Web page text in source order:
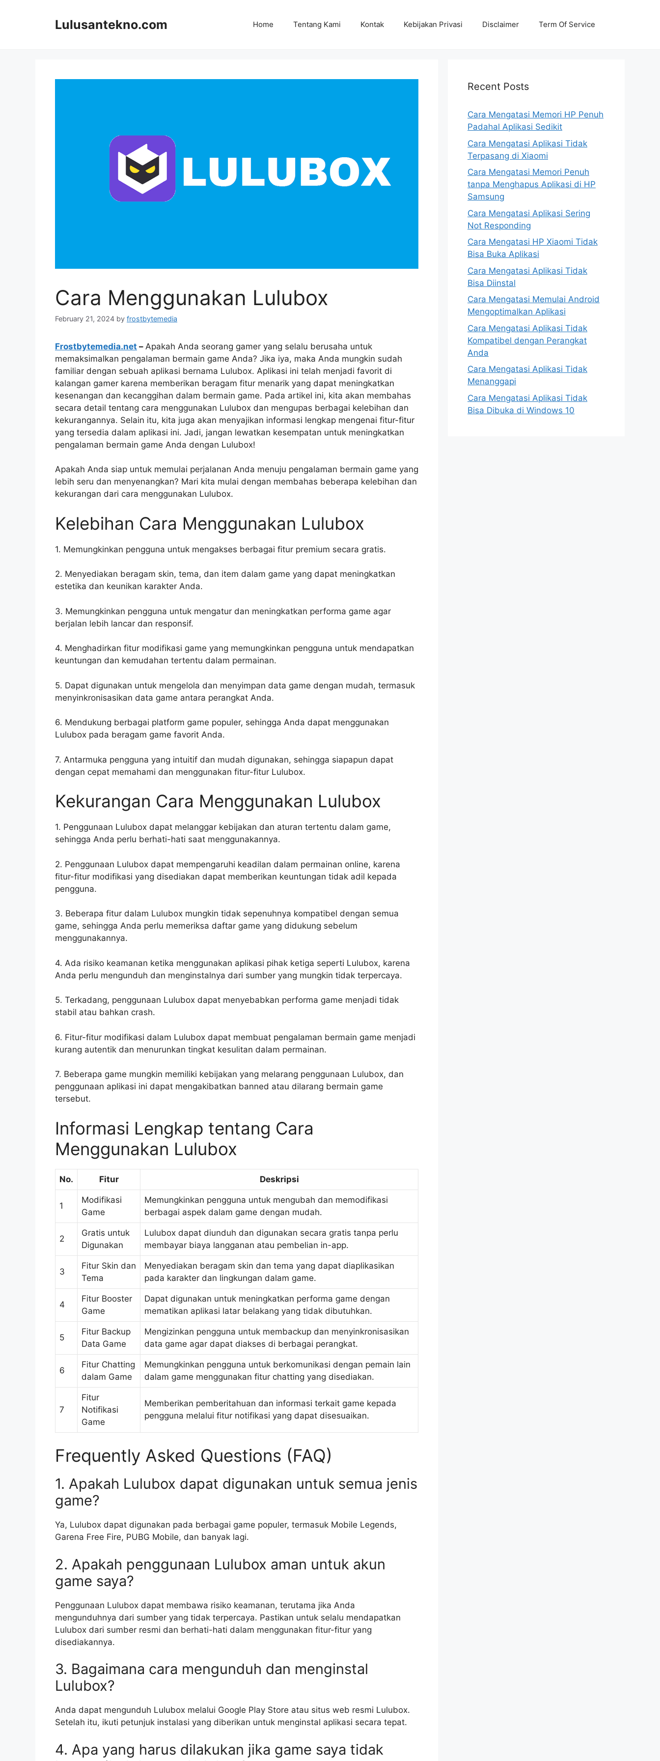
Lulusantekno.com Home Tentang Kami Kontak Kebijakan Privasi Disclaimer Term Of Service
Cara Menggunakan Lulubox
February 21, 2024 by frostbytemedia
Frostbytemedia.net – Apakah Anda seorang gamer yang selalu berusaha untuk
memaksimalkan pengalaman bermain game Anda? Jika iya, maka Anda mungkin sudah
familiar dengan sebuah aplikasi bernama Lulubox. Aplikasi ini telah menjadi favorit di
kalangan gamer karena memberikan beragam fitur menarik yang dapat meningkatkan
kesenangan dan kecanggihan dalam bermain game. Pada artikel ini, kita akan membahas
secara detail tentang cara menggunakan Lulubox dan mengupas berbagai kelebihan dan
kekurangannya. Selain itu, kita juga akan menyajikan informasi lengkap mengenai fitur-fitur
yang tersedia dalam aplikasi ini. Jadi, jangan lewatkan kesempatan untuk meningkatkan
pengalaman bermain game Anda dengan Lulubox!
Apakah Anda siap untuk memulai perjalanan Anda menuju pengalaman bermain game yang
lebih seru dan menyenangkan? Mari kita mulai dengan membahas beberapa kelebihan dan
kekurangan dari cara menggunakan Lulubox.
Kelebihan Cara Menggunakan Lulubox
1. Memungkinkan pengguna untuk mengakses berbagai fitur premium secara gratis.
2. Menyediakan beragam skin, tema, dan item dalam game yang dapat meningkatkan
estetika dan keunikan karakter Anda.
3. Memungkinkan pengguna untuk mengatur dan meningkatkan performa game agar
berjalan lebih lancar dan responsif.
4. Menghadirkan fitur modifikasi game yang memungkinkan pengguna untuk mendapatkan
keuntungan dan kemudahan tertentu dalam permainan.
5. Dapat digunakan untuk mengelola dan menyimpan data game dengan mudah, termasuk
menyinkronisasikan data game antara perangkat Anda.
6. Mendukung berbagai platform game populer, sehingga Anda dapat menggunakan
Lulubox pada beragam game favorit Anda.
7. Antarmuka pengguna yang intuitif dan mudah digunakan, sehingga siapapun dapat
dengan cepat memahami dan menggunakan fitur-fitur Lulubox.
Kekurangan Cara Menggunakan Lulubox
1. Penggunaan Lulubox dapat melanggar kebijakan dan aturan tertentu dalam game,
sehingga Anda perlu berhati-hati saat menggunakannya.
2. Penggunaan Lulubox dapat mempengaruhi keadilan dalam permainan online, karena
fitur-fitur modifikasi yang disediakan dapat memberikan keuntungan tidak adil kepada
pengguna.
3. Beberapa fitur dalam Lulubox mungkin tidak sepenuhnya kompatibel dengan semua
game, sehingga Anda perlu memeriksa daftar game yang didukung sebelum
menggunakannya.
4. Ada risiko keamanan ketika menggunakan aplikasi pihak ketiga seperti Lulubox, karena
Anda perlu mengunduh dan menginstalnya dari sumber yang mungkin tidak terpercaya.
5. Terkadang, penggunaan Lulubox dapat menyebabkan performa game menjadi tidak
stabil atau bahkan crash.
6. Fitur-fitur modifikasi dalam Lulubox dapat membuat pengalaman bermain game menjadi
kurang autentik dan menurunkan tingkat kesulitan dalam permainan.
7. Beberapa game mungkin memiliki kebijakan yang melarang penggunaan Lulubox, dan
penggunaan aplikasi ini dapat mengakibatkan banned atau dilarang bermain game
tersebut.
Informasi Lengkap tentang Cara
Menggunakan Lulubox
No. Fitur Deskripsi
1
Modifikasi
Game
Memungkinkan pengguna untuk mengubah dan memodifikasi
berbagai aspek dalam game dengan mudah.
2
Gratis untuk
Digunakan
Lulubox dapat diunduh dan digunakan secara gratis tanpa perlu
membayar biaya langganan atau pembelian in-app.
3
Fitur Skin dan
Tema
Menyediakan beragam skin dan tema yang dapat diaplikasikan
pada karakter dan lingkungan dalam game.
4
Fitur Booster
Game
Dapat digunakan untuk meningkatkan performa game dengan
mematikan aplikasi latar belakang yang tidak dibutuhkan.
5
Fitur Backup
Data Game
Mengizinkan pengguna untuk membackup dan menyinkronisasikan
data game agar dapat diakses di berbagai perangkat.
6
Fitur Chatting
dalam Game
Memungkinkan pengguna untuk berkomunikasi dengan pemain lain
dalam game menggunakan fitur chatting yang disediakan.
7
Fitur
Notifikasi
Game
Memberikan pemberitahuan dan informasi terkait game kepada
pengguna melalui fitur notifikasi yang dapat disesuaikan.
Frequently Asked Questions (FAQ)
1. Apakah Lulubox dapat digunakan untuk semua jenis
game?
Ya, Lulubox dapat digunakan pada berbagai game populer, termasuk Mobile Legends,
Garena Free Fire, PUBG Mobile, dan banyak lagi.
2. Apakah penggunaan Lulubox aman untuk akun
game saya?
Penggunaan Lulubox dapat membawa risiko keamanan, terutama jika Anda
mengunduhnya dari sumber yang tidak terpercaya. Pastikan untuk selalu mendapatkan
Lulubox dari sumber resmi dan berhati-hati dalam menggunakan fitur-fitur yang
disediakannya.
3. Bagaimana cara mengunduh dan menginstal
Lulubox?
Anda dapat mengunduh Lulubox melalui Google Play Store atau situs web resmi Lulubox.
Setelah itu, ikuti petunjuk instalasi yang diberikan untuk menginstal aplikasi secara tepat.
4. Apa yang harus dilakukan jika game saya tidak
Recent Posts
Cara Mengatasi Memori HP Penuh
Padahal Aplikasi Sedikit
Cara Mengatasi Aplikasi Tidak
Terpasang di Xiaomi
Cara Mengatasi Memori Penuh
tanpa Menghapus Aplikasi di HP
Samsung
Cara Mengatasi Aplikasi Sering
Not Responding
Cara Mengatasi HP Xiaomi Tidak
Bisa Buka Aplikasi
Cara Mengatasi Aplikasi Tidak
Bisa Diinstal
Cara Mengatasi Memulai Android
Mengoptimalkan Aplikasi
Cara Mengatasi Aplikasi Tidak
Kompatibel dengan Perangkat
Anda
Cara Mengatasi Aplikasi Tidak
Menanggapi
Cara Mengatasi Aplikasi Tidak
Bisa Dibuka di Windows 10